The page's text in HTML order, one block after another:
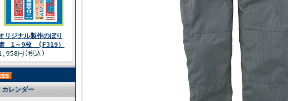
リジナル製作のぼり
1～9枚 (F319）
円(税込)
カレンダー